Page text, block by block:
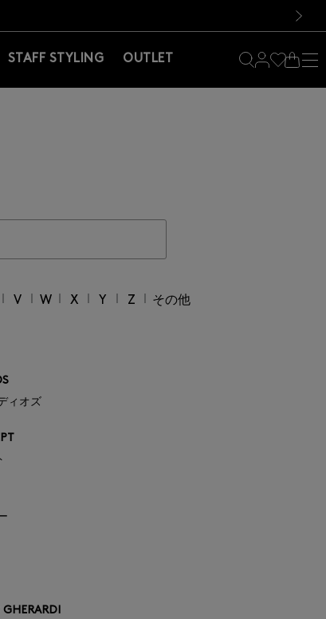
際は会員登録を！
際は会員登録を！
STAFF STYLING OUTLET
V W X Y Z その他
ィオズ
GHERARDI